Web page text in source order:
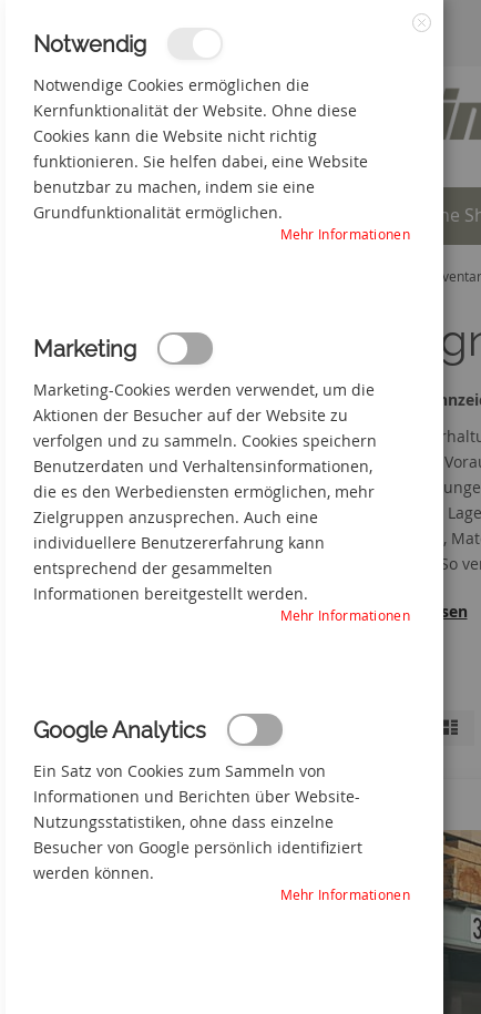
Inhalt
springen
3% Online-Rabatt +49(0) 50 66 98 09-0
Individuelle Produkte Online
Lager - Transport -
Die
müssen.
richtigen
Produkte,
suchen. So
Weiterlesen
Anzeigen
Liste
Einkaufsoptionen
Größe 30 x 80 mm
Diesen
Artikel
entfernen
Größe DIN A5 / quer
Diesen
Artikel
entfernen
Alles löschen
Notwendig
Notwendige Cookies ermöglichen die
Kernfunktionalität der Website. Ohne diese
Cookies kann die Website nicht richtig
funktionieren. Sie helfen dabei, eine Website
benutzbar zu machen, indem sie eine
Grundfunktionalität ermöglichen.
Mehr Informationen
Marketing
Marketing-Cookies werden verwendet, um die
Aktionen der Besucher auf der Website zu
verfolgen und zu sammeln. Cookies speichern
Benutzerdaten und Verhaltensinformationen,
die es den Werbediensten ermöglichen, mehr
Zielgruppen anzusprechen. Auch eine
individuellere Benutzererfahrung kann
entsprechend der gesammelten
Informationen bereitgestellt werden.
Mehr Informationen
Google Analytics
Ein Satz von Cookies zum Sammeln von
Informationen und Berichten über Website-
Nutzungsstatistiken, ohne dass einzelne
Besucher von Google persönlich identifiziert
werden können.
Mehr Informationen